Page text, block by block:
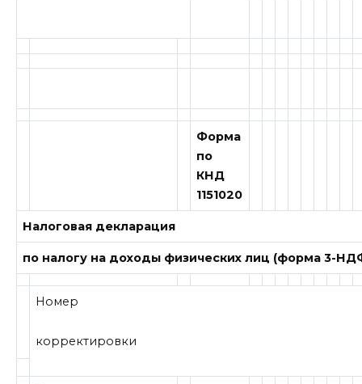
Форма
по
КНД
1151020
Налоговая декларация
по налогу на доходы физических лиц (форма 3-
Номер
корректировки